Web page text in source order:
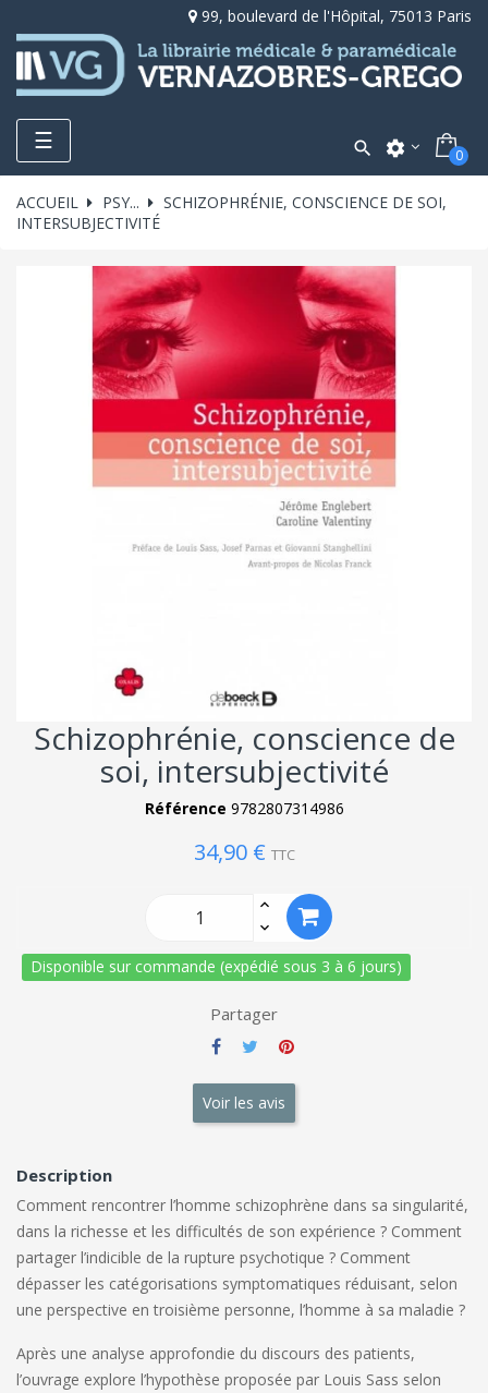
99, boulevard de l'Hôpital, 75013 Paris
Toggle
navigation
☰  settings 0
ACCUEIL PSY...
SCHIZOPHRÉNIE, CONSCIENCE DE SOI,
INTERSUBJECTIVITÉ
Schizophrénie, conscience de
soi, intersubjectivité
Référence 9782807314986
34,90 € TTC
Disponible sur commande (expédié sous 3 à 6 jours)
Partager
Voir les avis
Description
Comment rencontrer l’homme schizophrène dans sa singularité,
dans la richesse et les difficultés de son expérience ? Comment
partager l’indicible de la rupture psychotique ? Comment
dépasser les catégorisations symptomatiques réduisant, selon
une perspective en troisième personne, l’homme à sa maladie ?
Après une analyse approfondie du discours des patients,
l’ouvrage explore l’hypothèse proposée par Louis Sass selon